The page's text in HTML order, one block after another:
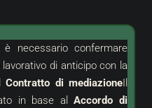
è necessario confermare
di anticipo con la
Contratto di mediazione
in base alAccordo di